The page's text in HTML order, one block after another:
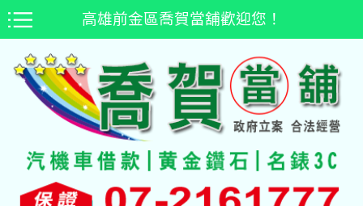
高雄前金區喬賀當舖歡迎您！